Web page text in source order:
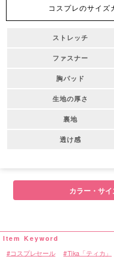
コスプレのサイズ
ストレッチ
ファスナー
胸パッド
生地の厚さ
裏地
透け感
カラー・サ
コスプレセール Tika「ティカ」